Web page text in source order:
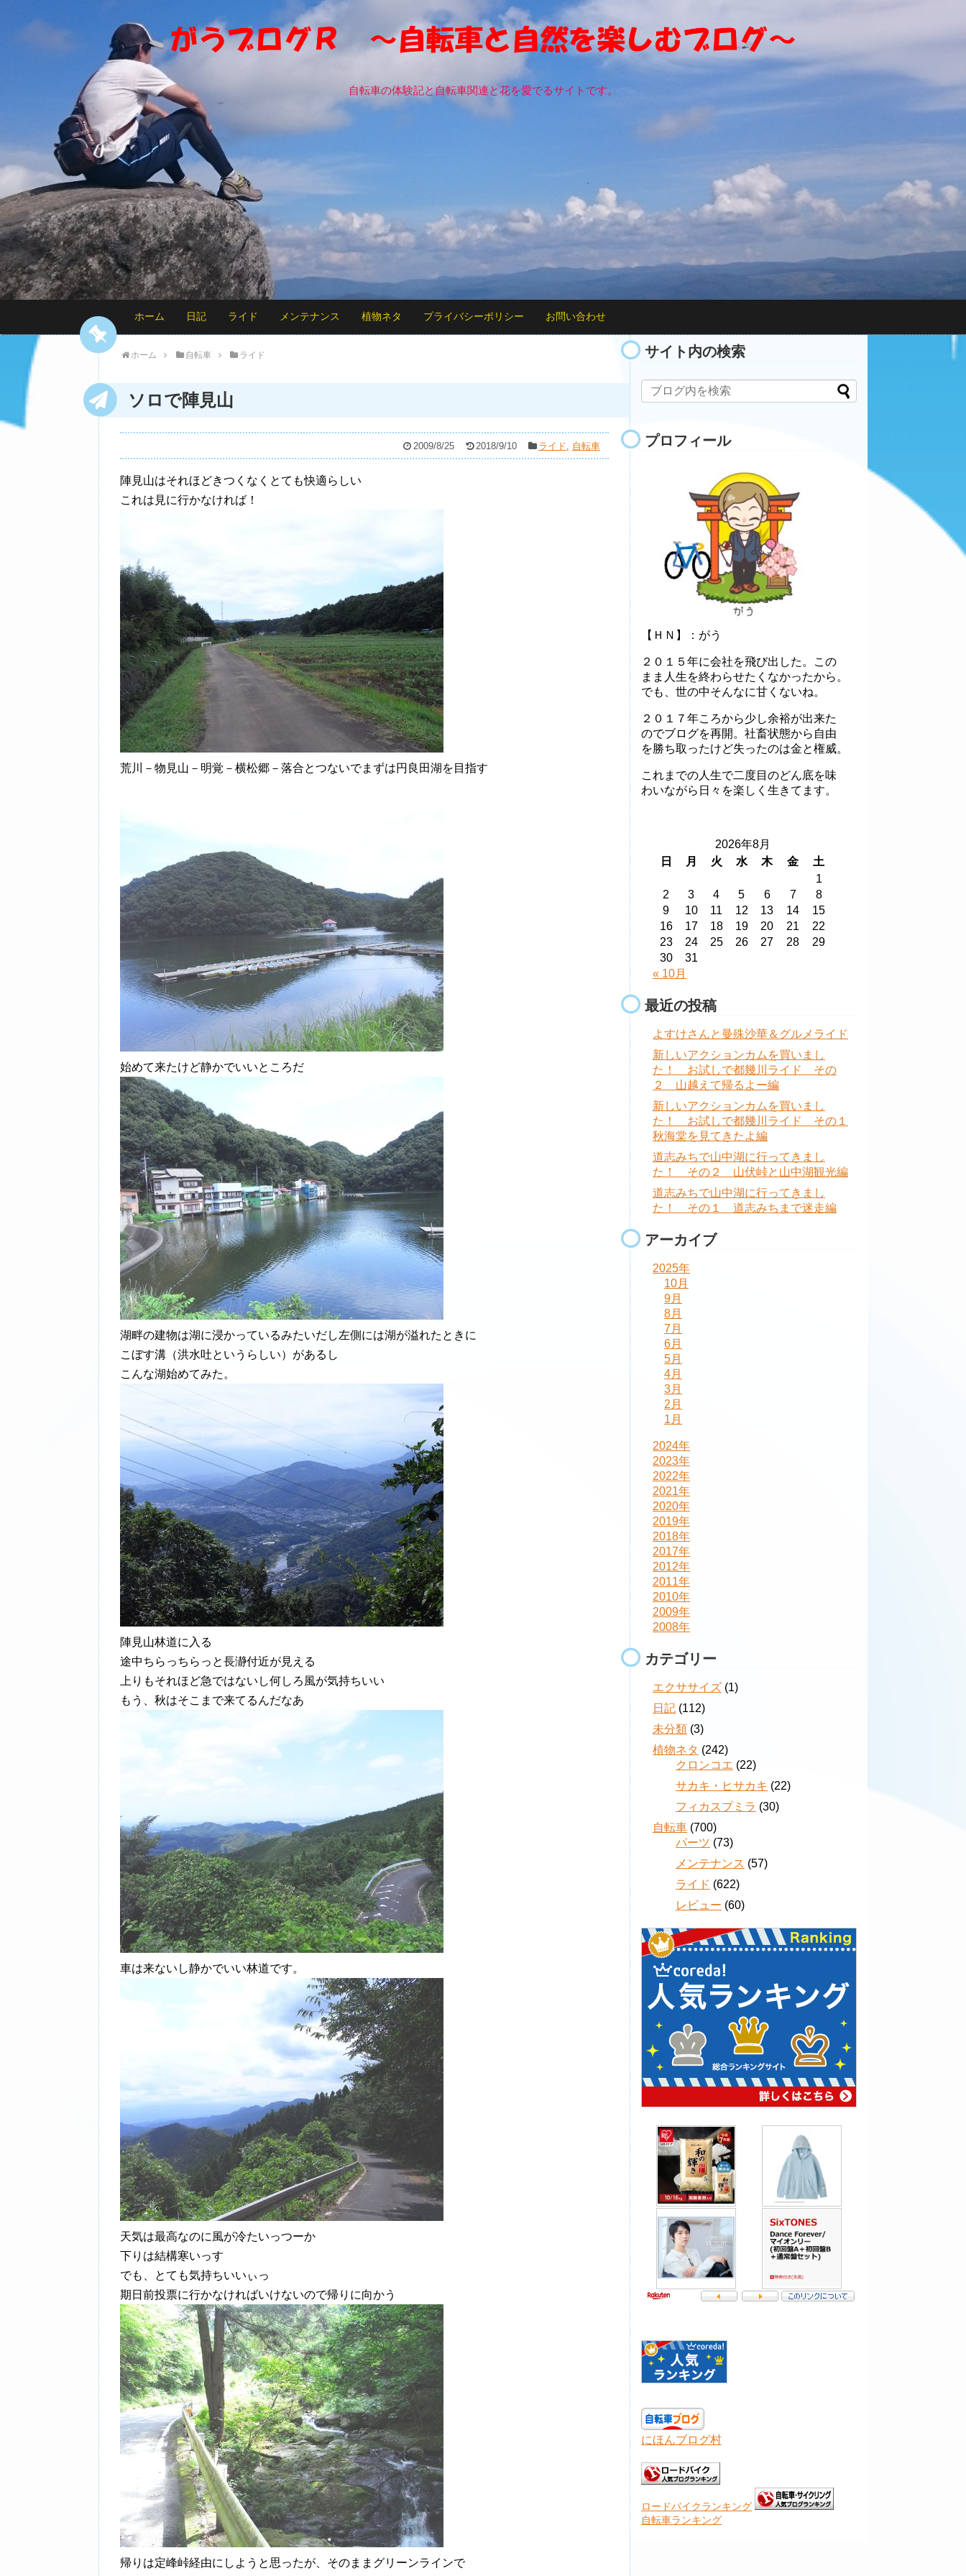
自転車の体験記と自転車関連と花を愛でるサイトです。
ホーム 日記 ライド メンテナンス 植物ネタ プライバシーポリシー お問い合わせ
ホーム 自転車 ライド
ソロで陣見山
2009/8/25 2018/9/10 ライド, 自転車
陣見山はそれほどきつくなくとても快適らしい
これは見に行かなければ！
荒川－物見山－明覚－横松郷－落合とつないでまずは円良田湖を目指す
始めて来たけど静かでいいところだ
湖畔の建物は湖に浸かっているみたいだし左側には湖が溢れたときに
こぼす溝（洪水吐というらしい）があるし
こんな湖始めてみた。
陣見山林道に入る
途中ちらっちらっと長瀞付近が見える
上りもそれほど急ではないし何しろ風が気持ちいい
もう、秋はそこまで来てるんだなあ
車は来ないし静かでいい林道です。
天気は最高なのに風が冷たいっつーか
下りは結構寒いっす
でも、とても気持ちいいぃっ
期日前投票に行かなければいけないので帰りに向かう
帰りは定峰峠経由にしようと思ったが、そのままグリーンラインで
サイト内の検索
プロフィール
【ＨＮ】：がう
２０１５年に会社を飛び出した。この
まま人生を終わらせたくなかったから。
でも、世の中そんなに甘くないね。
２０１７年ころから少し余裕が出来た
のでブログを再開。社畜状態から自由
を勝ち取ったけど失ったのは金と権威。
これまでの人生で二度目のどん底を味
わいながら日々を楽しく生きてます。
2026年8月
日
月 火 水 木 金
土
1
2
3 4 5 6 7
8
9
10 11 12 13 14
15
16
17 18 19 20 21
22
23
24 25 26 27 28
29
30
31
« 10月
最近の投稿
よすけさんと曼殊沙華＆グルメライド
新しいアクションカムを買いまし
た！ お試しで都幾川ライド その
２ 山越えて帰るよー編
新しいアクションカムを買いまし
た！ お試しで都幾川ライド その１
秋海棠を見てきたよ編
道志みちで山中湖に行ってきまし
た！ その２ 山伏峠と山中湖観光編
道志みちで山中湖に行ってきまし
た！ その１ 道志みちまで迷走編
アーカイブ
2025年
10月
9月
8月
7月
6月
5月
4月
3月
2月
1月
2024年
2023年
2022年
2021年
2020年
2019年
2018年
2017年
2012年
2011年
2010年
2009年
2008年
カテゴリー
エクササイズ (1)
日記 (112)
未分類 (3)
植物ネタ (242)
クロンコエ (22)
サカキ・ヒサカキ (22)
フィカスプミラ (30)
自転車 (700)
パーツ (73)
メンテナンス (57)
ライド (622)
レビュー (60)
にほんブログ村
ロードバイクランキング
自転車ランキング